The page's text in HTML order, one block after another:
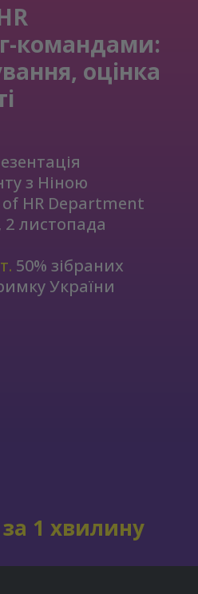
командами:
оцінка
з Ніною
HR Department
листопада
50% зібраних
України
за 1 хвилину